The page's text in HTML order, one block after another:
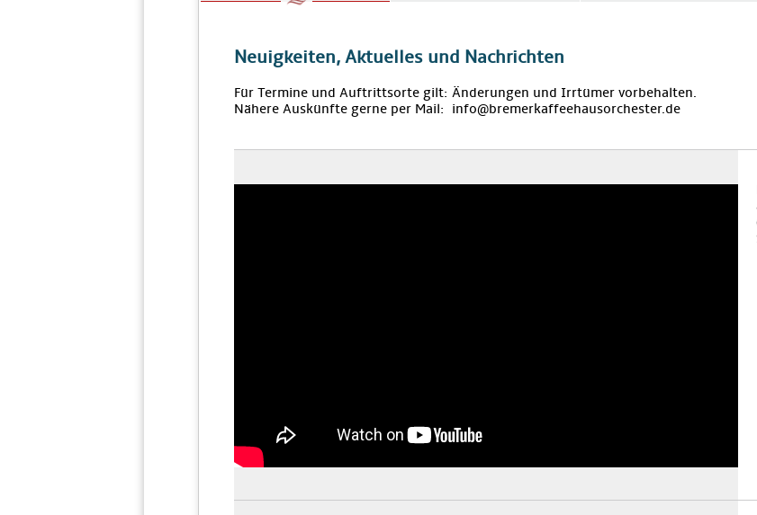
Neuigkeiten, Aktuelles und Nachrichten
Für Termine und Auftrittsorte gilt: Änderungen und Irrtümer vorbehalten.
Nähere Auskünfte gerne per Mail: info@bremerkaffeehausorchester.de